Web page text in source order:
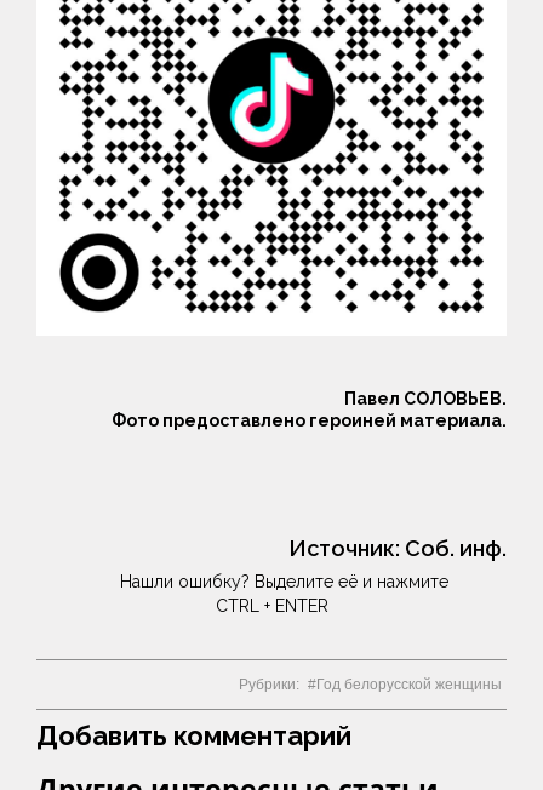
Павел СОЛОВЬЕВ.
Фото предоставлено героиней материала.
Источник: Соб. инф.
Нашли ошибку? Выделите её и нажмите
CTRL + ENTER
Рубрики: Год белорусской женщины
Добавить комментарий